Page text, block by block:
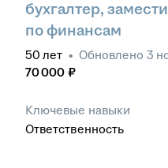
бухгалтер,
по финансам
50 лет • Обновлено 3
70 000 ₽
Ключевые навыки
Ответственность